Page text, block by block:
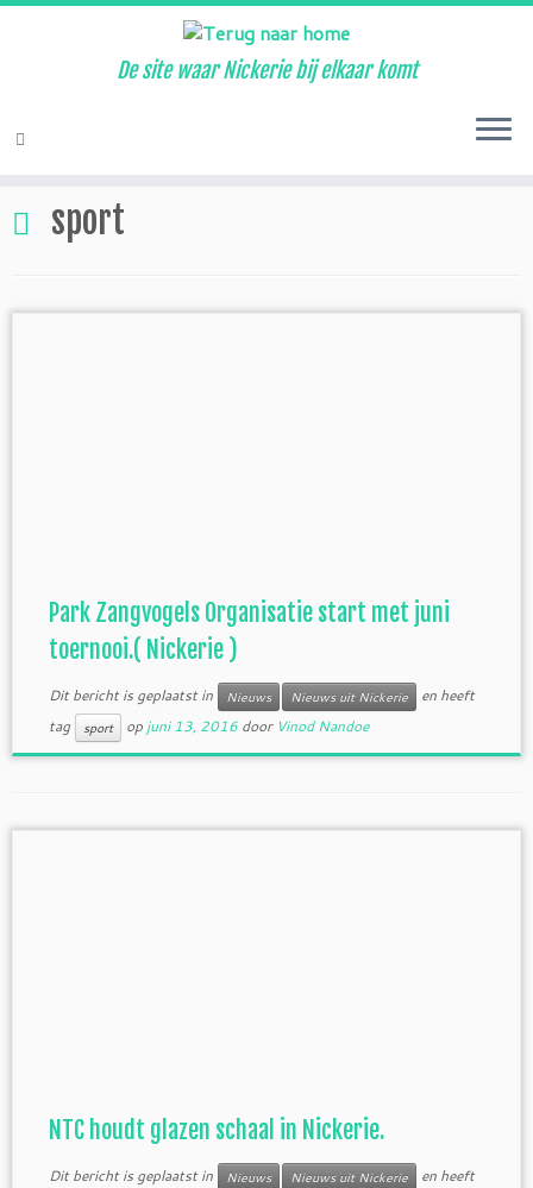
Ga
De site waar Nickerie bij elkaar komt
sport
Park Zangvogels Organisatie start met juni
toernooi.( Nickerie )
Dit bericht is geplaatst in Nieuws Nieuws uit Nickerie
en heeft
tag
sport op juni 13, 2016 door Vinod Nandoe
NTC houdt glazen schaal in Nickerie.
Dit bericht is geplaatst in Nieuws Nieuws uit Nickerie
en heeft